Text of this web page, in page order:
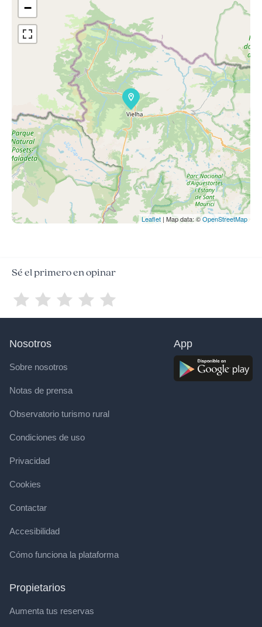
−
Leaflet | Map data: ©OpenStreetMap
Sé el primero en opinar
Nosotros
Sobre nosotros
Notas de prensa
Observatorio turismo rural
Condiciones de uso
Privacidad
Cookies
Contactar
Accesibilidad
Cómo funciona la plataforma
Propietarios
Aumenta tus reservas
App